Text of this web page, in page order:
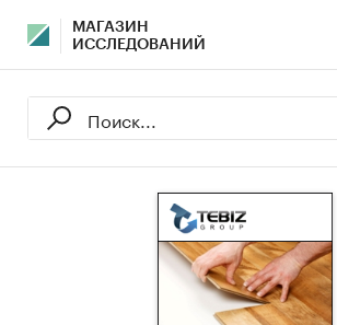
МАГАЗИН
ИССЛЕДОВАНИЙ